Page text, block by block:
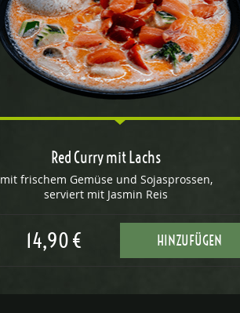
Red Curry mit Lachs
mit frischem Gemüse und Sojasprossen,
serviert mit Jasmin Reis
14,90 € HINZUFÜGEN